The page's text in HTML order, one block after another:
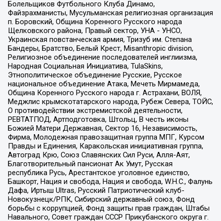
Болельщиков Футбольного Клуба Динамо,
Файзрахманисты, Мусульманская религиозная организация
п. Боровский, Община Коренного Русского народа
Щелковского района, Правый сектор, УНА - УНСО,
Украинская повстанческая армия, Тризуб им. Степана
Бандеры, Братство, Белый Крест, Misanthropic division,
Религиозное объединение последователей инглиизма,
Народная Социальная Инициатива, TulaSkins,
Этнополитическое объединение Русские, Русское
национальное объединение Атака, Мечеть Мирмамеда,
Община Коренного Русского народа г. Астрахани, ВОЛЯ,
Меджлис крымскотатарского народа, Рубеж Севера, ТОЙС,
О противодействии экстремистской деятельности,
РЕВТАТПОД, Артподготовка, Штольц, В честь иконы
Божией Матери Державная, Сектор 16, Независимость,
Фирма, Молодежная правозащитная группа МПГ, Курсом
Правды и Единения, Каракольская инициативная группа,
Автоград Крю, Союз Славянских Сил Руси, Алля-Аят,
Благотворительный пансионат Ак Умут, Русская
республика Русь, Арестантское уголовное единство,
Башкорт, Нация и свобода, Нация и свобода, W.H.С., Фалунь
Дафа, Иртыш Ultras, Русский Патриотический клуб-
Новокузнецк/РПК, Сибирский державный союз, Фонд
борьбы с коррупцией, Фонд защиты прав граждан, Штабы
Навального, Совет граждан СССР Прикубанского округа г.